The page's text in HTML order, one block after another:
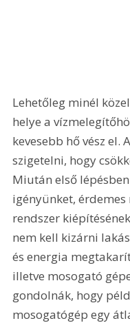
Lehetőleg minél
helye a
kevesebb hő vész el.
szigetelni, hogy
Miután első
igényünket,
rendszer
nem kell kizárni
és energia
illetve mosogató
gondolnák, hogy
mosogatógép egy